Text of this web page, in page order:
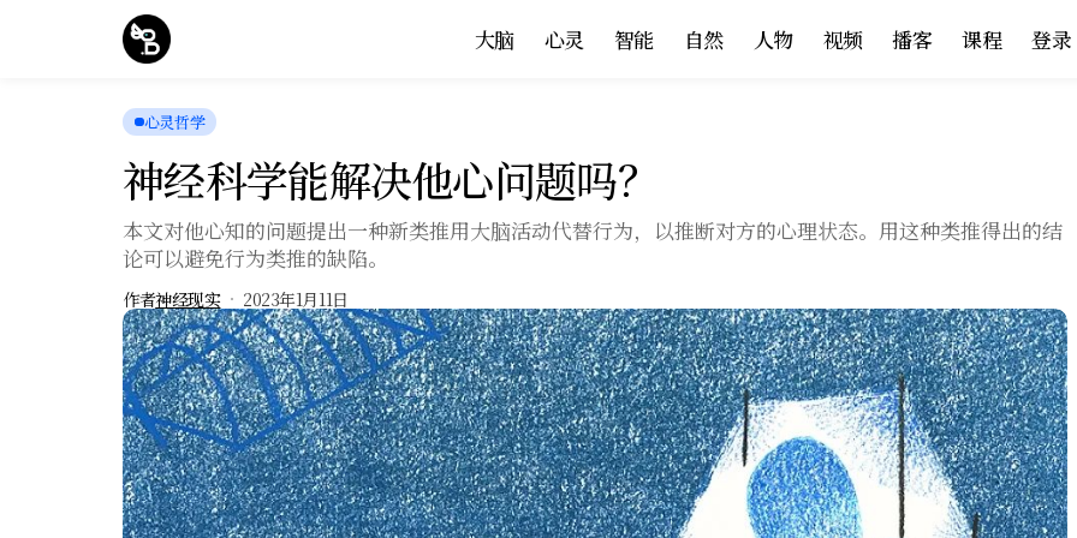
大脑 心灵 智能 自然 人物 视频 播客 课程 登录
心灵哲学
神经科学能解决他心问题吗？
本文对他心知的问题提出一种新类推用大脑活动代替行为，以推断对方的心理状态。用这种类推得出的结
论可以避免行为类推的缺陷。
作者神经现实 2023年1月11日